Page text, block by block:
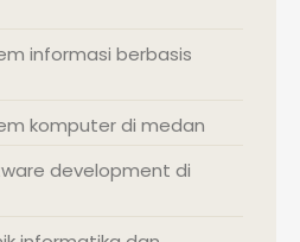
informasi berbasis
komputer di medan
development di